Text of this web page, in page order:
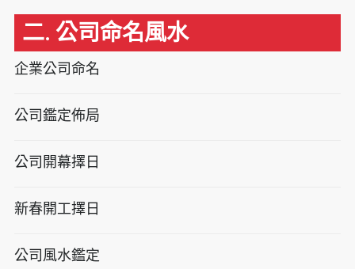
二. 公司命名風水
企業公司命名
公司鑑定佈局
公司開幕擇日
新春開工擇日
公司風水鑑定